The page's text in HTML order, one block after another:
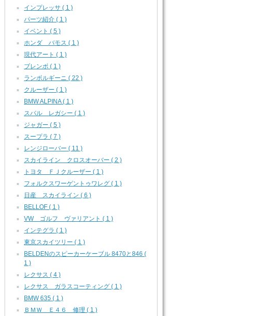
インプレッサ ( 1 )
パーツ紹介 ( 1 )
イベント ( 5 )
ホンダ バモス ( 1 )
現代アート ( 1 )
ブレンボ ( 1 )
ランボルギーニ ( 22 )
クルーザー ( 1 )
BMW ALPINA ( 1 )
スバル レガシー ( 1 )
ジャガー ( 5 )
スープラ ( 7 )
レンジローバー ( 11 )
スカイライン クロスオーバー ( 2 )
トヨタ ＦＪクルーザー ( 1 )
フォルクスワーゲントゥワレグ ( 1 )
日産 スカイライン ( 6 )
BELLOF ( 1 )
VW ゴルフ ヴァリアント ( 1 )
インテグラ ( 1 )
東京スカイツリー ( 1 )
BELDENのスピーカーケーブル 8470と846 (
1 )
レクサス ( 4 )
レクサス ガラスコーティング ( 1 )
BMW 635 ( 1 )
ＢＭＷ Ｅ４６ 修理 ( 1 )